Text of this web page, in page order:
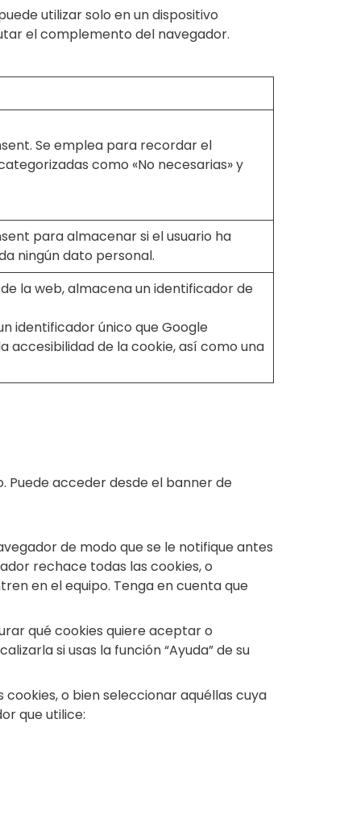
utilizar solo en un dispositivo
el complemento del navegador.
Se emplea para recordar el
como «No necesarias» y
para almacenar si el usuario ha
ningún dato personal.
la web, almacena un identificador de
identificador único que Google
accesibilidad de la cookie, así como una
Puede acceder desde el banner de
de modo que se le notifique antes
rechace todas las cookies, o
en el equipo. Tenga en cuenta que
qué cookies quiere aceptar o
si usas la función “Ayuda” de su
o bien seleccionar aquéllas cuya
que utilice: